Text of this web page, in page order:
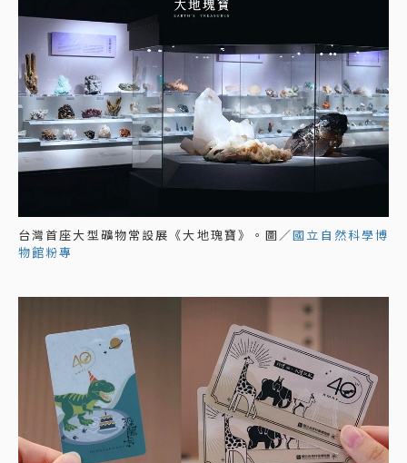
台灣首座大型礦物常設展《大地瑰寶》。圖／國立自然科學博
物館粉專